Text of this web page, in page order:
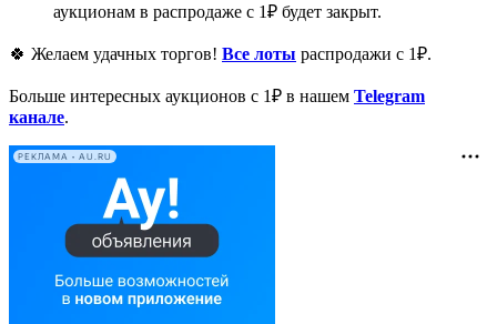
аукционам в распродаже с 1₽ будет закрыт.
🍀 Желаем удачных торгов! Все лоты распродажи с 1₽.
Больше интересных аукционов с 1₽ в нашем Telegram
канале.
РЕКЛАМА • AU.RU